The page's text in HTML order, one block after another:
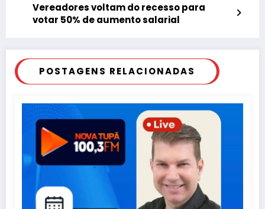
Vereadores voltam do recesso para
votar 50% de aumento salarial
POSTAGENS RELACIONADAS